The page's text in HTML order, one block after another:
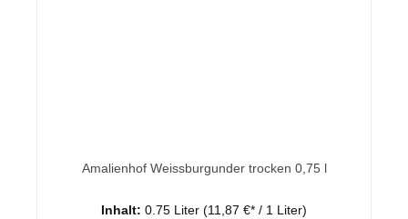
Amalienhof Weissburgunder trocken 0,75 l
Inhalt: 0.75 Liter (11,87 €* / 1 Liter)